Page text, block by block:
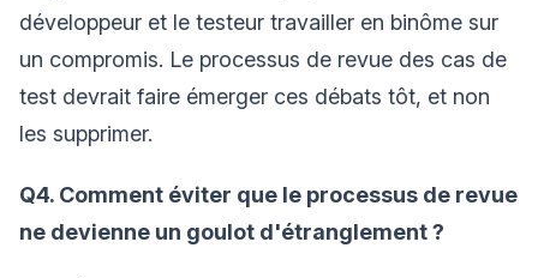
développeur et le testeur travailler en binôme sur
un compromis. Le processus de revue des cas de
test devrait faire émerger ces débats tôt, et non
les supprimer.
Q4. Comment éviter que le processus de revue
ne devienne un goulot d'étranglement ?